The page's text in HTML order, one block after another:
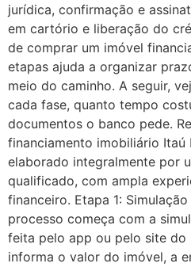
jurídica, confirmação e
em cartório e liberação do
de comprar um imóvel
etapas ajuda a organizar
meio do caminho. A seguir,
cada fase, quanto tempo
documentos o banco pede.
financiamento imobiliário Itaú
elaborado integralmente por
qualificado, com ampla
financeiro. Etapa 1:
processo começa com a
feita pelo app ou pelo site do
informa o valor do imóvel, a